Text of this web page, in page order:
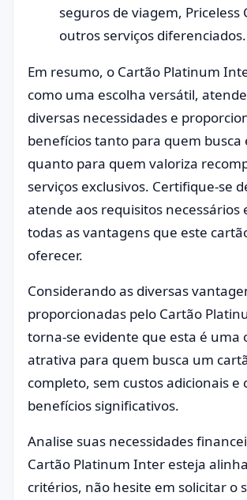
seguros de viagem, Priceless
outros serviços diferenciados.
Em resumo, o Cartão Platinum
como uma escolha versátil,
diversas necessidades e
benefícios tanto para quem busca
quanto para quem valoriza
serviços exclusivos. Certifique-se
atende aos requisitos necessários
todas as vantagens que este
oferecer.
Considerando as diversas
proporcionadas pelo Cartão
torna-se evidente que esta é uma
atrativa para quem busca um
completo, sem custos adicionais e
benefícios significativos.
Analise suas necessidades
Cartão Platinum Inter esteja
critérios, não hesite em solicitar o